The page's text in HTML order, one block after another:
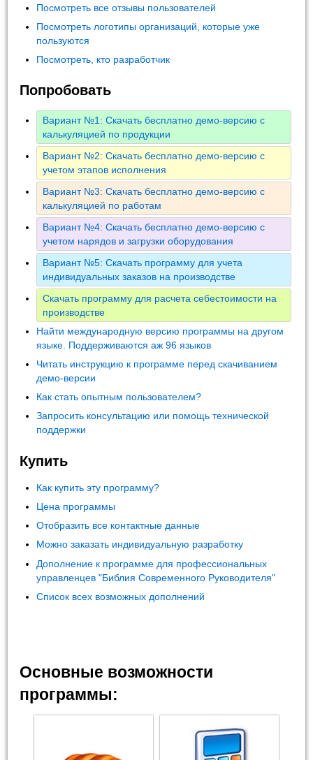
Посмотреть все отзывы пользователей
Посмотреть логотипы организаций, которые уже
пользуются
Посмотреть, кто разработчик
Попробовать
Вариант №1: Скачать бесплатно демо-версию с
калькуляцией по продукции
Вариант №2: Скачать бесплатно демо-версию с
учетом этапов исполнения
Вариант №3: Скачать бесплатно демо-версию с
калькуляцией по работам
Вариант №4: Скачать бесплатно демо-версию с
учетом нарядов и загрузки оборудования
Вариант №5: Скачать программу для учета
индивидуальных заказов на производстве
Скачать программу для расчета себестоимости на
производстве
Найти международную версию программы на другом
языке. Поддерживаются аж 96 языков
Читать инструкцию к программе перед скачиванием
демо-версии
Как стать опытным пользователем?
Запросить консультацию или помощь технической
поддержки
Купить
Как купить эту программу?
Цена программы
Отобразить все контактные данные
Можно заказать индивидуальную разработку
Дополнение к программе для профессиональных
управленцев "Библия Современного Руководителя"
Список всех возможных дополнений
Основные возможности
программы: